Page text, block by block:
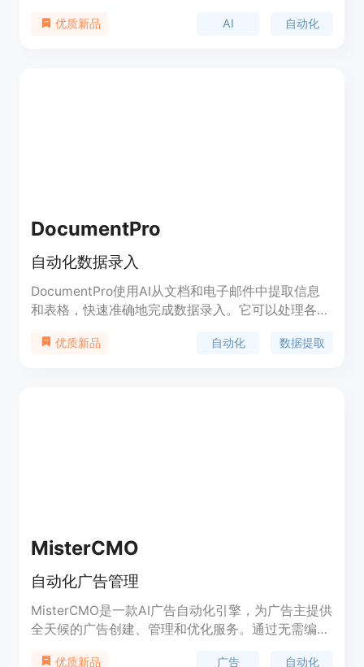
发现问题并提出解决方案，还能进行代码编写和部
优质新品 AI 自动化
DocumentPro
自动化数据录入
DocumentPro使用AI从文档和电子邮件中提取信息
和表格，快速准确地完成数据录入。它可以处理各种
支持各类文档类型，包括发票、采购订单、收据、提
优质新品 自动化 数据提取
MisterCMO
自动化广告管理
MisterCMO是一款AI广告自动化引擎，为广告主提供
全天候的广告创建、管理和优化服务。通过无需编码
优质新品 广告 自动化